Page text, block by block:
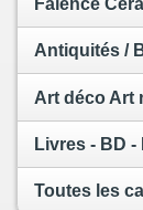
Faïence
Antiquités /
Art déco Art
Livres - BD
Toutes les